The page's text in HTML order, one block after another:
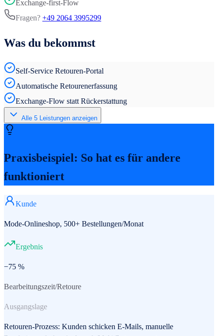
Exchange-first-Flow
Fragen? +49 2064 3995299
Was du bekommst
Self-Service Retouren-Portal
Automatische Retourenerfassung
Exchange-Flow statt Rückerstattung
Alle 5 Leistungen anzeigen
Praxisbeispiel: So hat es für andere
funktioniert
Kunde
Mode-Onlineshop, 500+ Bestellungen/Monat
Ergebnis
−75 %
Bearbeitungszeit/Retoure
Ausgangslage
Retouren-Prozess: Kunden schicken E-Mails, manuelle